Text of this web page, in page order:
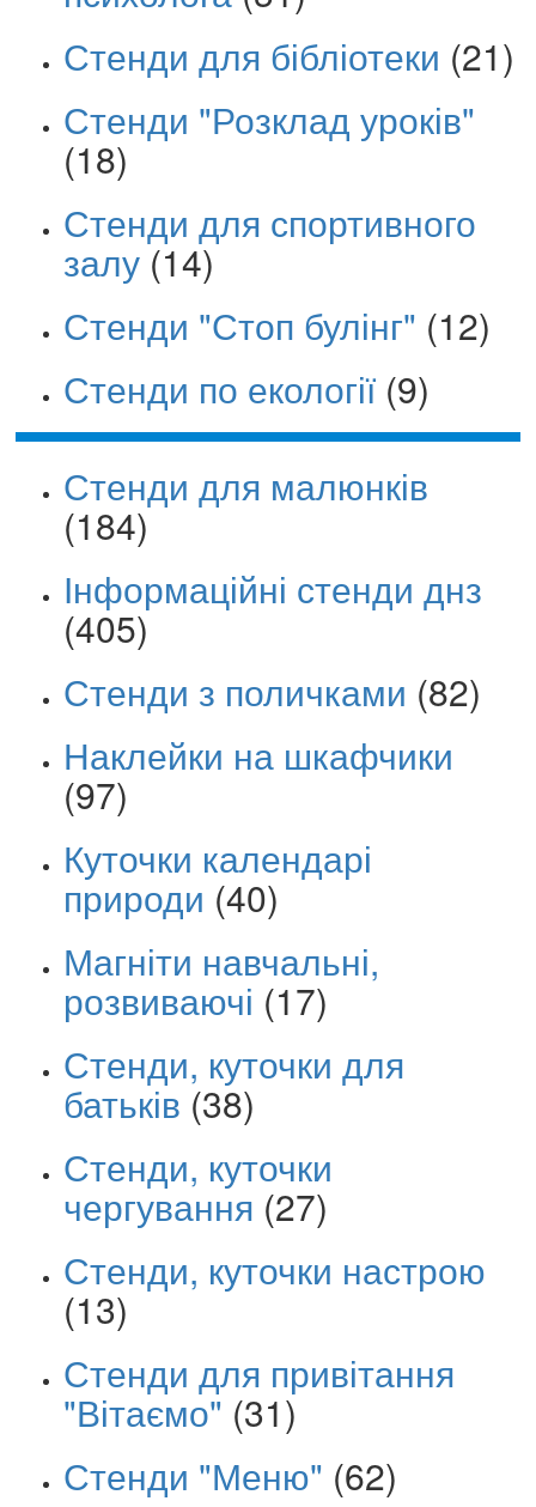
Стенди для бібліотеки (21)
Стенди "Розклад уроків"
(18)
Стенди для спортивного
залу(14)
Стенди "Стоп булінг" (12)
Стенди по екології (9)
Стенди для малюнків
(184)
Інформаційні стенди днз
(405)
Стенди з поличками (82)
Наклейки на шкафчики
(97)
Куточки календарі
природи (40)
Магніти навчальні,
розвиваючі (17)
Стенди, куточки для
батьків (38)
Стенди, куточки
чергування (27)
Стенди, куточки настрою
(13)
Стенди для привітання
"Вітаємо" (31)
Стенди "Меню" (62)